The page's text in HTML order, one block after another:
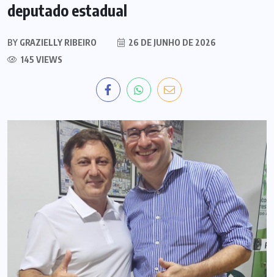
deputado estadual
BY GRAZIELLY RIBEIRO
26 DE JUNHO DE 2026
145 VIEWS